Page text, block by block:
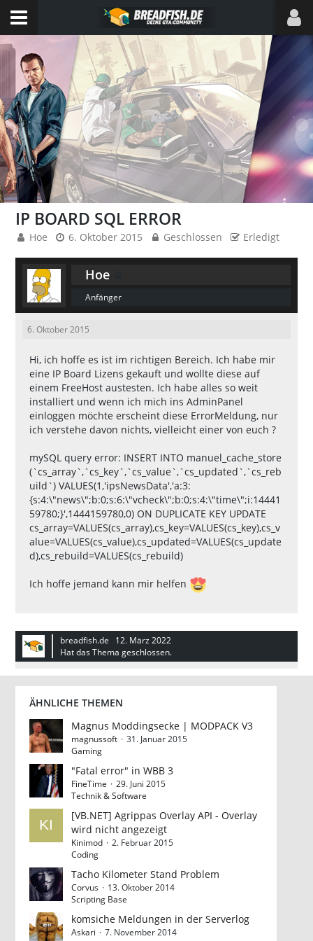
IP BOARD SQL ERROR
Hoe 6. Oktober 2015 Geschlossen Erledigt
Hoe
Anfänger
6. Oktober 2015
Hi, ich hoffe es ist im richtigen Bereich. Ich habe mir
eine IP Board Lizens gekauft und wollte diese auf
einem FreeHost austesten. Ich habe alles so weit
installiert und wenn ich mich ins AdminPanel
einloggen möchte erscheint diese ErrorMeldung, nur
ich verstehe davon nichts, vielleicht einer von euch ?
mySQL query error: INSERT INTO manuel_cache_store
(`cs_array`,`cs_key`,`cs_value`,`cs_updated`,`cs_reb
uild`) VALUES(1,'ipsNewsData','a:3:
{s:4:\"news\";b:0;s:6:\"vcheck\";b:0;s:4:\"time\";i:14441
59780;}',1444159780,0) ON DUPLICATE KEY UPDATE
cs_array=VALUES(cs_array),cs_key=VALUES(cs_key),cs_v
alue=VALUES(cs_value),cs_updated=VALUES(cs_update
d),cs_rebuild=VALUES(cs_rebuild)
Ich hoffe jemand kann mir helfen
breadfish.de
12. März 2022
Hat das Thema geschlossen.
ÄHNLICHE THEMEN
Magnus Moddingsecke | MODPACK V3
magnussoft
31. Januar 2015
Gaming
"Fatal error" in WBB 3
FineTime
29. Juni 2015
Technik & Software
[VB.NET] Agrippas Overlay API - Overlay
wird nicht angezeigt
Kinimod
2. Februar 2015
Coding
Tacho Kilometer Stand Problem
Corvus
13. Oktober 2014
Scripting Base
komsiche Meldungen in der Serverlog
Askari
7. November 2014